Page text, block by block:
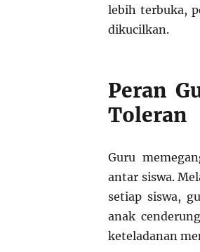
lebih terbuka,
dikucilkan.
Peran
Toleran
Guru
antar siswa.
setiap siswa,
anak
keteladanan